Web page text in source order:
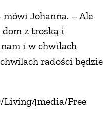
Johanna. – Ale
z troską i
nam i w chwilach
radości będzie
Living4media/Free